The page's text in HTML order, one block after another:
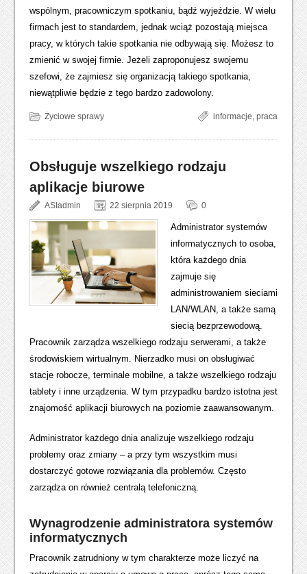
wspólnym, pracowniczym spotkaniu, bądź wyjeździe. W wielu
firmach jest to standardem, jednak wciąż pozostają miejsca
pracy, w których takie spotkania nie odbywają się. Możesz to
zmienić w swojej firmie. Jeżeli zaproponujesz swojemu
szefowi, że zajmiesz się organizacją takiego spotkania,
niewątpliwie będzie z tego bardzo zadowolony.
Życiowe sprawy informacje,praca
Obsługuje wszelkiego rodzaju
aplikacje biurowe
ASIadmin 22 sierpnia 2019 0
Administrator systemów
informatycznych to osoba,
która każdego dnia
zajmuje się
administrowaniem sieciami
LAN/WLAN, a także samą
siecią bezprzewodową.
Pracownik zarządza wszelkiego rodzaju serwerami, a także
środowiskiem wirtualnym. Nierzadko musi on obsługiwać
stacje robocze, terminale mobilne, a także wszelkiego rodzaju
tablety i inne urządzenia. W tym przypadku bardzo istotna jest
znajomość aplikacji biurowych na poziomie zaawansowanym.
Administrator każdego dnia analizuje wszelkiego rodzaju
problemy oraz zmiany – a przy tym wszystkim musi
dostarczyć gotowe rozwiązania dla problemów. Często
zarządza on również centralą telefoniczną.
Wynagrodzenie administratora systemów
informatycznych
Pracownik zatrudniony w tym charakterze może liczyć na